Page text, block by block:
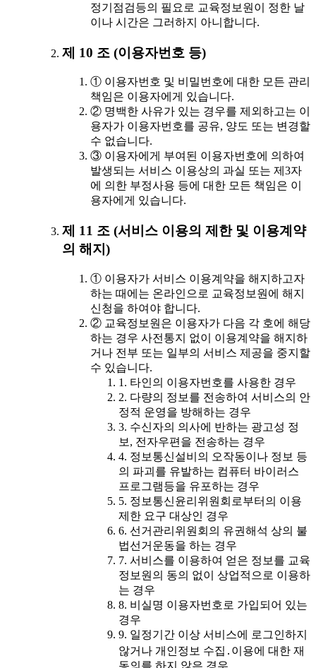
정기점검등의 필요로 교육정보원이 정한 날
이나 시간은 그러하지 아니합니다.
제 10 조 (이용자번호 등)
① 이용자번호 및 비밀번호에 대한 모든 관리
책임은 이용자에게 있습니다.
② 명백한 사유가 있는 경우를 제외하고는 이
용자가 이용자번호를 공유, 양도 또는 변경할
수 없습니다.
③ 이용자에게 부여된 이용자번호에 의하여
발생되는 서비스 이용상의 과실 또는 제3자
에 의한 부정사용 등에 대한 모든 책임은 이
용자에게 있습니다.
제 11 조 (서비스 이용의 제한 및 이용계약
의 해지)
① 이용자가 서비스 이용계약을 해지하고자
하는 때에는 온라인으로 교육정보원에 해지
신청을 하여야 합니다.
② 교육정보원은 이용자가 다음 각 호에 해당
하는 경우 사전통지 없이 이용계약을 해지하
거나 전부 또는 일부의 서비스 제공을 중지할
수 있습니다.
1. 타인의 이용자번호를 사용한 경우
2. 다량의 정보를 전송하여 서비스의 안
정적 운영을 방해하는 경우
3. 수신자의 의사에 반하는 광고성 정
보, 전자우편을 전송하는 경우
4. 정보통신설비의 오작동이나 정보 등
의 파괴를 유발하는 컴퓨터 바이러스
프로그램등을 유포하는 경우
5. 정보통신윤리위원회로부터의 이용
제한 요구 대상인 경우
6. 선거관리위원회의 유권해석 상의 불
법선거운동을 하는 경우
7. 서비스를 이용하여 얻은 정보를 교육
정보원의 동의 없이 상업적으로 이용하
는 경우
8. 비실명 이용자번호로 가입되어 있는
경우
9. 일정기간 이상 서비스에 로그인하지
않거나 개인정보 수집․이용에 대한 재
동의를 하지 않은 경우